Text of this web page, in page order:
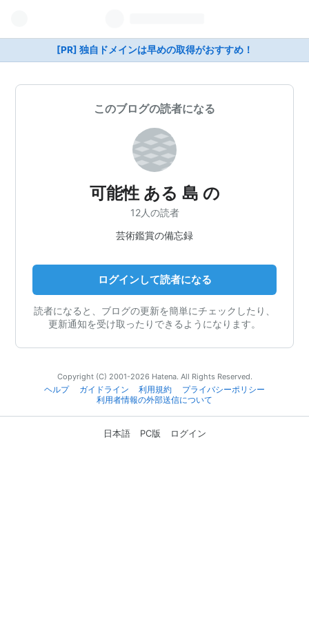
[PR] 独自ドメインは早めの取得がおすすめ！
このブログの読者になる
可能性 ある 島 の
12人の読者
芸術鑑賞の備忘録
ログインして読者になる
読者になると、ブログの更新を簡単にチェックしたり、
更新通知を受け取ったりできるようになります。
Copyright (C) 2001-2026 Hatena. All Rights Reserved.
ヘルプ
ガイドライン 利用規約
プライバシーポリシー
利用者情報の外部送信について
日本語 PC版 ログイン